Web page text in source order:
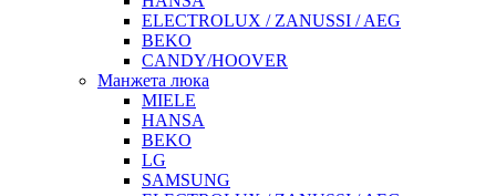
ELECTROLUX / ZANUSSI / AEG
BEKO
CANDY/HOOVER
Манжета люка
MIELE
HANSA
BEKO
LG
SAMSUNG